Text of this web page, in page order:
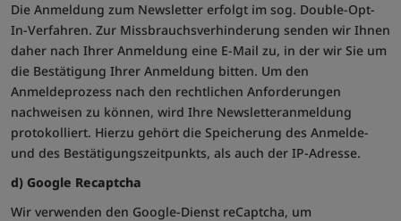
Die Anmeldung zum Newsletter erfolgt im sog. Double-Opt-
In-Verfahren. Zur Missbrauchsverhinderung senden wir Ihnen
daher nach Ihrer Anmeldung eine E-Mail zu, in der wir Sie um
die Bestätigung Ihrer Anmeldung bitten. Um den
Anmeldeprozess nach den rechtlichen Anforderungen
nachweisen zu können, wird Ihre Newsletteranmeldung
protokolliert. Hierzu gehört die Speicherung des Anmelde-
und des Bestätigungszeitpunkts, als auch der IP-Adresse.
d) Google Recaptcha
Wir verwenden den Google-Dienst reCaptcha, um